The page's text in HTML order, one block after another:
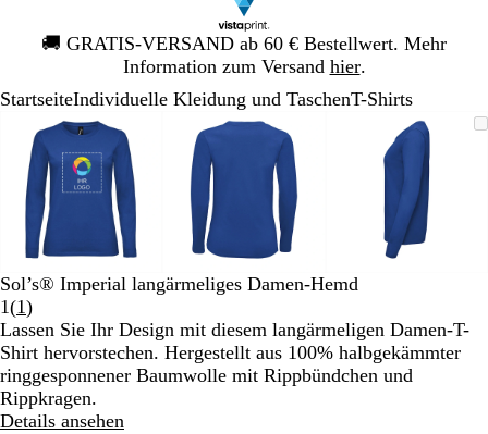
🚚 GRATIS-VERSAND ab 60 € Bestellwert. Mehr
Information zum Versand hier.
Galeriebild
1
StartseiteIndividuelle Kleidung und TaschenT-Shirts
Vergrößer-/verkleinerbares
Zoom
Minimum
Klicken
Vergrößern
Verwenden
die
Tasten
-
zum
und
die
Pfeiltasten
zum
Schwenken.
Vergrößer-/verkleinerbares
Zoom
Minimum
Klicken
Vergrößern
Verwenden
Tasten
-
zum
und
die
Pfeiltasten
Bild
Zoom
auf
Minimum
Klicken
zum
Sie
die
Tasten
+
und
und
die
Pfeiltasten
Galeriebild
Sol’s® Imperial langärmeliges Damen-Hemd
1(1Bewertungen
1
lesen
)
Lassen Sie Ihr Design mit diesem langärmeligen Damen-T-
Shirt hervorstechen. Hergestellt aus 100% halbgekämmter
ringgesponnener Baumwolle mit Rippbündchen und
Rippkragen.
Details ansehen